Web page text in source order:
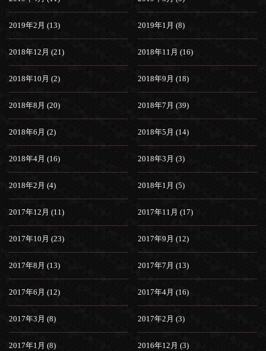
2019年2月 (13) 2019年1月 (8)
2018年12月 (21) 2018年11月 (16)
2018年10月 (2) 2018年9月 (18)
2018年8月 (20) 2018年7月 (39)
2018年6月 (2) 2018年5月 (14)
2018年4月 (16) 2018年3月 (3)
2018年2月 (4) 2018年1月 (5)
2017年12月 (11) 2017年11月 (17)
2017年10月 (23) 2017年9月 (12)
2017年8月 (13) 2017年7月 (13)
2017年6月 (12) 2017年4月 (16)
2017年3月 (8) 2017年2月 (3)
2017年1月 (8) 2016年12月 (3)